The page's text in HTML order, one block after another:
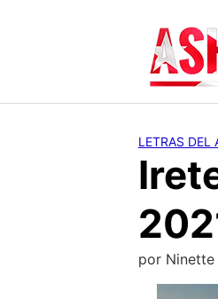
LETRAS DEL
por Ninette